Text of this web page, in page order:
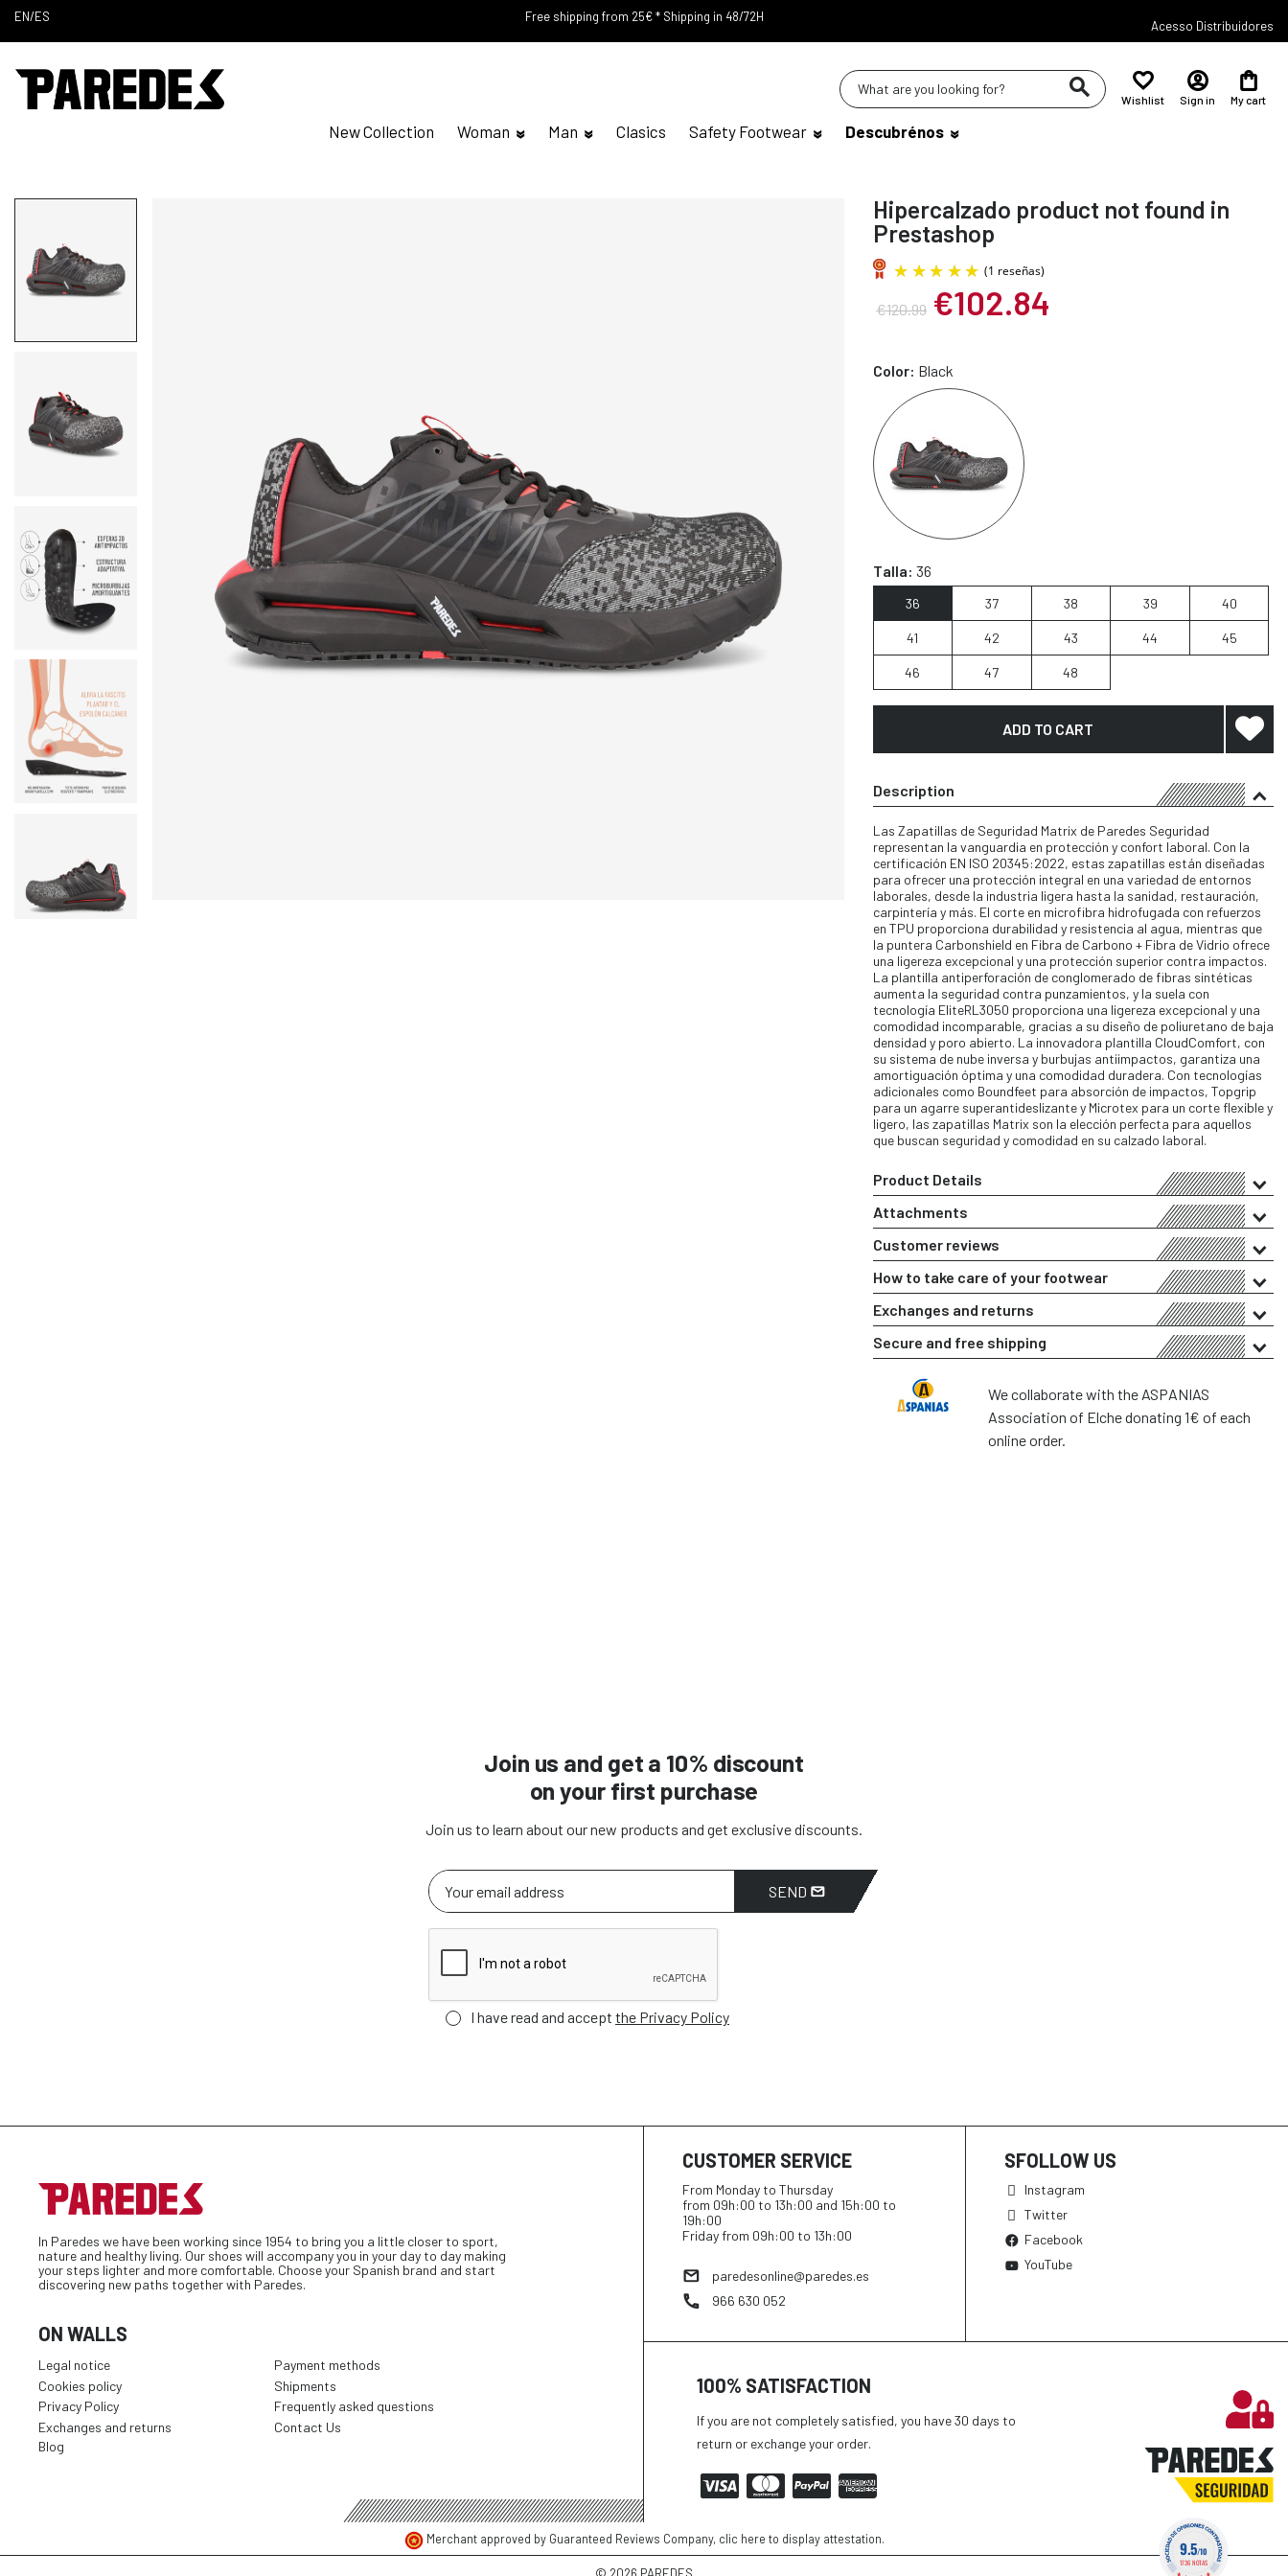
EN/ES Free shipping from 25€ * Shipping in 48/72H
Acesso Distribuidores
New Collection Woman Man Clasics Safety Footwear Descubrénos
Wishlist Sign in My cart
Hipercalzado product not found in
Prestashop
€120.99 €102.84
Color: Black
Talla: 36
36 37 38 39 40
41 42 43 44 45
46 47 48
ADD TO CART
Description
Las Zapatillas de Seguridad Matrix de Paredes Seguridad
representan la vanguardia en protección y confort laboral. Con la
certificación EN ISO 20345:2022, estas zapatillas están diseñadas
para ofrecer una protección integral en una variedad de entornos
laborales, desde la industria ligera hasta la sanidad, restauración,
carpintería y más. El corte en microfibra hidrofugada con refuerzos
en TPU proporciona durabilidad y resistencia al agua, mientras que
la puntera Carbonshield en Fibra de Carbono + Fibra de Vidrio ofrece
una ligereza excepcional y una protección superior contra impactos.
La plantilla antiperforación de conglomerado de fibras sintéticas
aumenta la seguridad contra punzamientos, y la suela con
tecnología EliteRL3050 proporciona una ligereza excepcional y una
comodidad incomparable, gracias a su diseño de poliuretano de baja
densidad y poro abierto. La innovadora plantilla CloudComfort, con
su sistema de nube inversa y burbujas antiimpactos, garantiza una
amortiguación óptima y una comodidad duradera. Con tecnologías
adicionales como Boundfeet para absorción de impactos, Topgrip
para un agarre superantideslizante y Microtex para un corte flexible y
ligero, las zapatillas Matrix son la elección perfecta para aquellos
que buscan seguridad y comodidad en su calzado laboral.
Product Details
Attachments
Customer reviews
How to take care of your footwear
Exchanges and returns
Secure and free shipping
We collaborate with the ASPANIAS
Association of Elche donating 1€ of each
online order.
Join us and get a 10% discount
on your first purchase
Join us to learn about our new products and get exclusive discounts.
SEND
I have read and accept the Privacy Policy
In Paredes we have been working since 1954 to bring you a little closer to sport,
nature and healthy living. Our shoes will accompany you in your day to day making
your steps lighter and more comfortable. Choose your Spanish brand and start
discovering new paths together with Paredes.
ON WALLS
Legal notice
Cookies policy
Privacy Policy
Exchanges and returns
Blog
Payment methods
Shipments
Frequently asked questions
Contact Us
CUSTOMER SERVICE
From Monday to Thursday
from 09h:00 to 13h:00 and 15h:00 to
19h:00
Friday from 09h:00 to 13h:00
paredesonline@paredes.es
966 630 052
SFOLLOW US
Instagram
Twitter
Facebook
YouTube
100% SATISFACTION
If you are not completely satisfied, you have 30 days to
return or exchange your order.
Merchant approved by Guaranteed Reviews Company, clic here to display attestation. 9.5/10
1736 NOTAS